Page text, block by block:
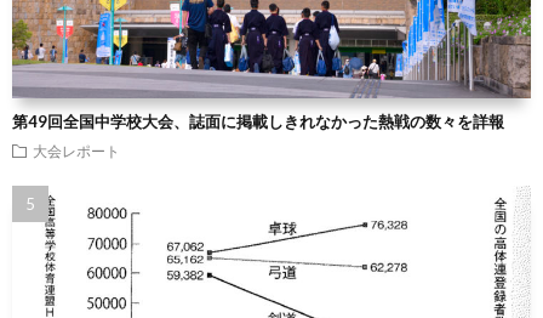
第49回全国中学校大会、誌面に掲載しきれなかった熱戦の数々を詳報
大会レポート